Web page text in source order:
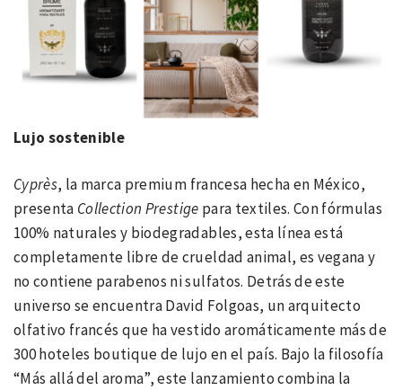
Lujo sostenible
Cyprès, la marca premium francesa hecha en México,
presenta Collection Prestige para textiles. Con fórmulas
100% naturales y biodegradables, esta línea está
completamente libre de crueldad animal, es vegana y
no contiene parabenos ni sulfatos. Detrás de este
universo se encuentra David Folgoas, un arquitecto
olfativo francés que ha vestido aromáticamente más de
300 hoteles boutique de lujo en el país. Bajo la filosofía
“Más allá del aroma”, este lanzamiento combina la